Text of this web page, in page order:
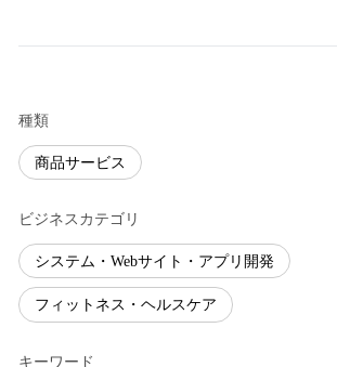
種類
商品サービス
ビジネスカテゴリ
システム・Webサイト・アプリ開発
フィットネス・ヘルスケア
キーワード